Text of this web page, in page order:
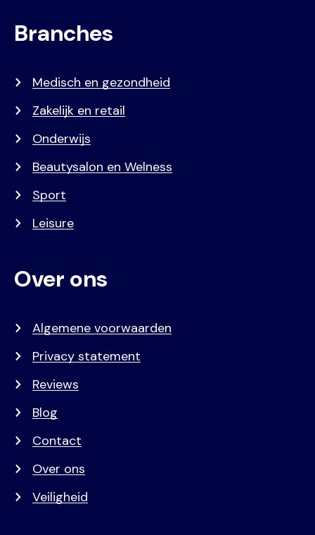
Branches
Medisch en gezondheid
Zakelijk en retail
Onderwijs
Beautysalon en Welness
Sport
Leisure
Over ons
Algemene voorwaarden
Privacy statement
Reviews
Blog
Contact
Over ons
Veiligheid